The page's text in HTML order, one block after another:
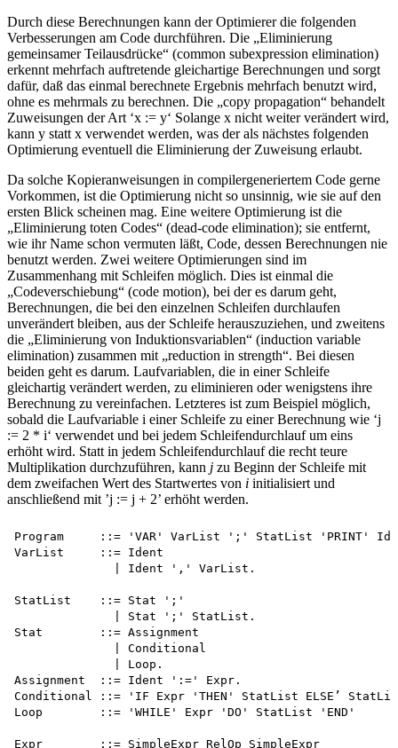
Durch diese Berechnungen kann der Optimierer die folgenden
Verbesserungen am Code durchführen. Die „Eliminierung
gemeinsamer Teilausdrücke“ (common subexpression elimination)
erkennt mehrfach auftretende gleichartige Berechnungen und sorgt
dafür, daß das einmal berechnete Ergebnis mehrfach benutzt wird,
ohne es mehrmals zu berechnen. Die „copy propagation“ behandelt
Zuweisungen der Art ‘x := y‘ Solange x nicht weiter verändert wird,
kann y statt x verwendet werden, was der als nächstes folgenden
Optimierung eventuell die Eliminierung der Zuweisung erlaubt.
Da solche Kopieranweisungen in compilergeneriertem Code gerne
Vorkommen, ist die Optimierung nicht so unsinnig, wie sie auf den
ersten Blick scheinen mag. Eine weitere Optimierung ist die
„Eliminierung toten Codes“ (dead-code elimination); sie entfernt,
wie ihr Name schon vermuten läßt, Code, dessen Berechnungen nie
benutzt werden. Zwei weitere Optimierungen sind im
Zusammenhang mit Schleifen möglich. Dies ist einmal die
„Codeverschiebung“ (code motion), bei der es darum geht,
Berechnungen, die bei den einzelnen Schleifen durchlaufen
unverändert bleiben, aus der Schleife herauszuziehen, und zweitens
die „Eliminierung von Induktionsvariablen“ (induction variable
elimination) zusammen mit „reduction in strength“. Bei diesen
beiden geht es darum. Laufvariablen, die in einer Schleife
gleichartig verändert werden, zu eliminieren oder wenigstens ihre
Berechnung zu vereinfachen. Letzteres ist zum Beispiel möglich,
sobald die Laufvariable i einer Schleife zu einer Berechnung wie ‘j
:= 2 * i‘ verwendet und bei jedem Schleifendurchlauf um eins
erhöht wird. Statt in jedem Schleifendurchlauf die recht teure
Multiplikation durchzuführen, kann j zu Beginn der Schleife mit
dem zweifachen Wert des Startwertes von i initialisiert und
anschließend mit ’j := j + 2’ erhöht werden.
Program     ::= 'VAR' VarList ';' StatList 'PRINT'
VarList     ::= Ident
              | Ident ',' VarList.
StatList    ::= Stat ';'
              | Stat ';' StatList.
Stat        ::= Assignment
              | Conditional
              | Loop.
Assignment  ::= Ident ':=' Expr.
Conditional ::= 'IF Expr 'THEN' StatList ELSE’
Loop        ::= 'WHILE' Expr 'DO' StatList 'END'
Expr        ::= SimpleExpr RelOp SimpleExpr